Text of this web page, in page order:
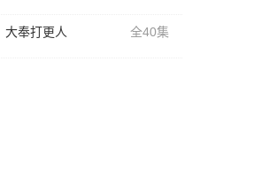
大奉打更人 全40集